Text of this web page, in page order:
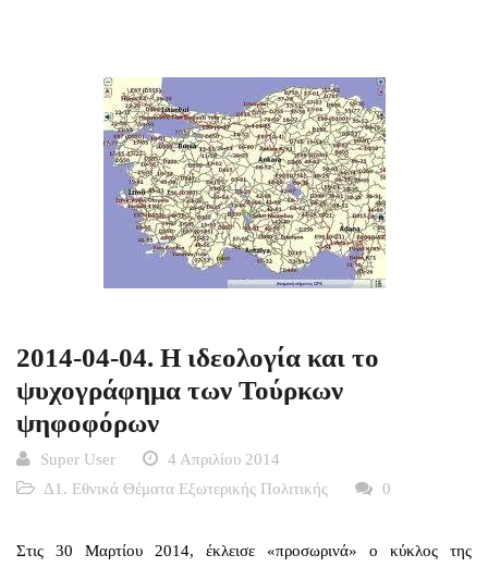
2014-04-04. Η ιδεολογία και το
ψυχογράφημα των Τούρκων
ψηφοφόρων
Super User
4 Απριλίου 2014
Δ1. Εθνικά Θέματα Εξωτερικής Πολιτικής
0
Στις 30 Μαρτίου 2014, έκλεισε «προσωρινά» ο κύκλος της